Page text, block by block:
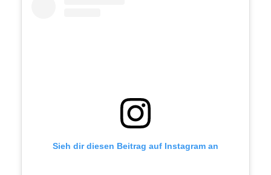
Sieh dir diesen Beitrag auf Instagram an